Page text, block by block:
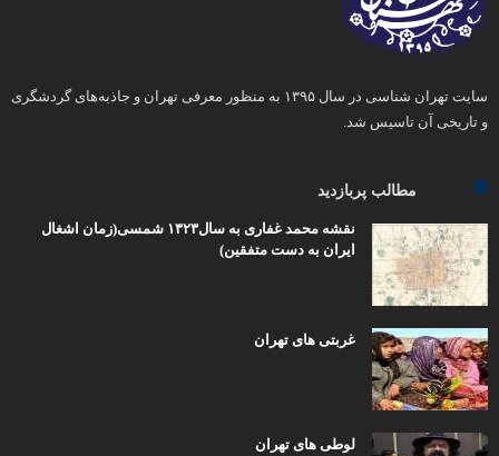
سایت تهران شناسی در سال ۱۳۹۵ به منظور معرفی تهران و جاذبه‌های گردشگری
و تاریخی آن تاسیس شد.
مطالب پربازدید
نقشه محمد غفاری به سال۱۳۲۳ شمسی(زمان اشغال
ایران به دست متفقین)
غربتی های تهران
لوطی های تهران